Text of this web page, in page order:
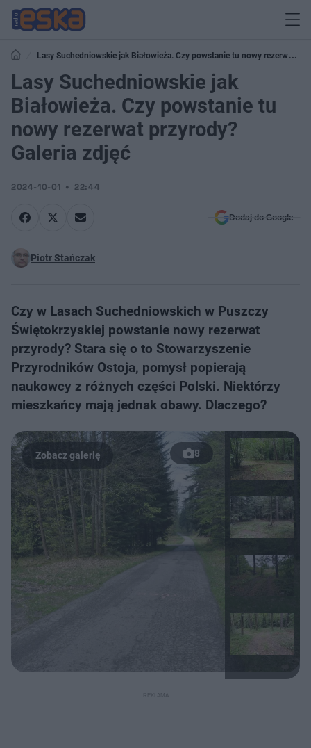
Lasy Suchedniowskie jak Białowieża. Czy powstanie tu nowy rezerwat
przyrody? Galeria zdjęć
Lasy Suchedniowskie jak
Białowieża. Czy powstanie tu
nowy rezerwat przyrody?
Galeria zdjęć
2024-10-01 22:44
Dodaj do Google
Piotr Stańczak
Czy w Lasach Suchedniowskich w Puszczy
Świętokrzyskiej powstanie nowy rezerwat
przyrody? Stara się o to Stowarzyszenie
Przyrodników Ostoja, pomysł popierają
naukowcy z różnych części Polski. Niektórzy
mieszkańcy mają jednak obawy. Dlaczego?
8